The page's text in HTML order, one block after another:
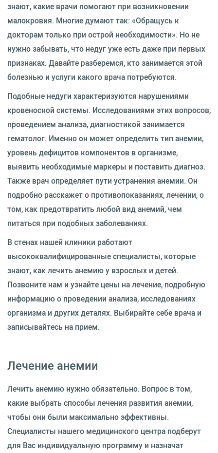
знают, какие врачи помогают при возникновении
малокровия. Многие думают так: «Обращусь к
докторам только при острой необходимости». Но не
нужно забывать, что недуг уже есть даже при первых
признаках. Давайте разберемся, кто занимается этой
болезнью и услуги какого врача потребуются.
Подобные недуги характеризуются нарушениями
кровеносной системы. Исследованиями этих вопросов,
проведением анализа, диагностикой занимается
гематолог. Именно он может определить тип анемии,
уровень дефицитов компонентов в организме,
выявить необходимые маркеры и поставить диагноз.
Также врач определяет пути устранения анемии. Он
подробно расскажет о противопоказаниях, лечении, о
том, как предотвратить любой вид анемий, чем
питаться при подобных заболеваниях.
В стенах нашей клиники работают
высококвалифицированные специалисты, которые
знают, как лечить анемию у взрослых и детей.
Позвоните нам и узнайте цены на лечение, подробную
информацию о проведении анализа, исследованиях
организма и других деталях. Выбирайте себе врача и
записывайтесь на прием.
Лечение анемии
Лечить анемию нужно обязательно. Вопрос в том,
какие выбрать способы лечения развития анемии,
чтобы они были максимально эффективны.
Специалисты нашего медицинского центра подберут
для Вас индивидуальную программу и назначат